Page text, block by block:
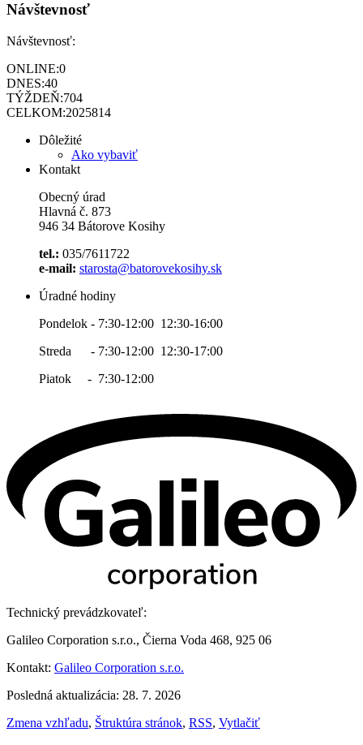
Návštevnosť
Návštevnosť:
ONLINE:0
DNES:40
TÝŽDEŇ:704
CELKOM:2025814
Dôležité
Ako vybaviť
Kontakt
Obecný úrad
Hlavná č. 873
946 34 Bátorove Kosihy
tel.: 035/7611722
e-mail: starosta@batorovekosihy.sk
Úradné hodiny
Pondelok - 7:30-12:00 12:30-16:00
Streda - 7:30-12:00 12:30-17:00
Piatok - 7:30-12:00
Technický prevádzkovateľ:
Galileo Corporation s.r.o., Čierna Voda 468, 925 06
Kontakt: Galileo Corporation s.r.o.
Posledná aktualizácia: 28. 7. 2026
Zmena vzhľadu, Štruktúra stránok, RSS, Vytlačiť